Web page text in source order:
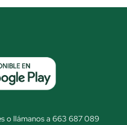
o llámanos a 663 687 089